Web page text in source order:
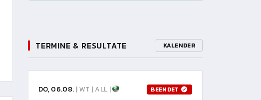
TERMINE & RESULTATE KALENDER
DO, 06.08. | WT | ALL | BEENDET